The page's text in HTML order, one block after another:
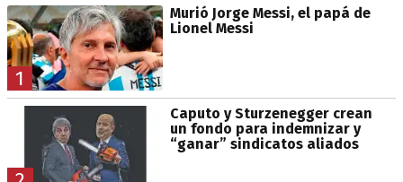
1
Murió Jorge Messi, el papá de
Lionel Messi
Caputo y Sturzenegger crean
un fondo para indemnizar y
“ganar” sindicatos aliados